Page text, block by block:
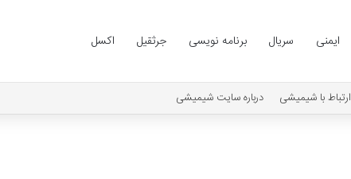
ایمنی سریال برنامه نویسی جرثقیل اکسل
ارتباط با شیمیشی درباره سایت شیمیشی